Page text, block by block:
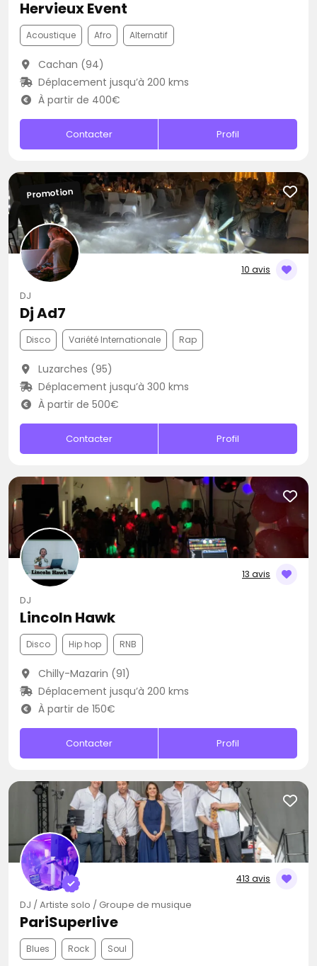
Hervieux Event
Acoustique Afro Alternatif
Cachan (94)
Déplacement jusqu’à 200 kms
À partir de 400€
Contacter Profil
10 avis
Promotion
DJ
Dj Ad7
Disco Variété Internationale Rap
Luzarches (95)
Déplacement jusqu’à 300 kms
À partir de 500€
Contacter Profil
13 avis
DJ
Lincoln Hawk
Disco Hip hop RNB
Chilly-Mazarin (91)
Déplacement jusqu’à 200 kms
À partir de 150€
Contacter Profil
413 avis
DJ / Artiste solo / Groupe de musique
PariSuperlive
Blues Rock Soul